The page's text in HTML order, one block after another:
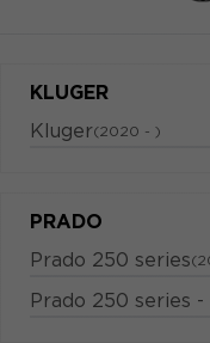
KLUGER
Kluger(2020 - )
PRADO
Prado 250 series
Prado 250 series